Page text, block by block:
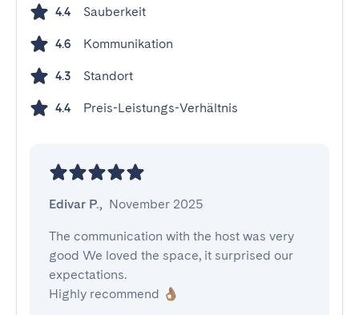
4.4 Sauberkeit
4.6 Kommunikation
4.3 Standort
4.4 Preis-Leistungs-Verhältnis
Edivar P., November 2025
The communication with the host was very
good We loved the space, it surprised our
expectations.
Highly recommend 👌🏽